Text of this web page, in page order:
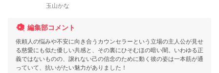
玉山かな
編集部コメント
依頼人の悩みや不安に向き合うカウンセラーという立場の主人公が見せ
る慈愛にも似た優しい共感と、その裏にひそむほの暗い闇。いわゆる正
義ではないものの、譲れない己の信念のために動く彼の姿は一本筋が通
っていて、抗いがたい魅力がありました！